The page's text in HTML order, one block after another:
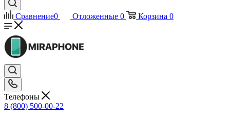
Сравнение0 Отложенные 0 Корзина 0
Телефоны
8 (800) 500-00-22